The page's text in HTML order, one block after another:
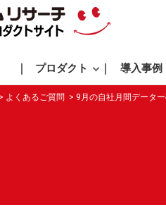
プロダクト 導入事例
よくあるご質問 9月の自社月間データ